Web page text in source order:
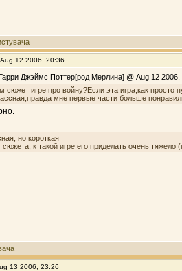
Aug 12 2006, 20:36
Джэймс Поттер[род Мерлина] @ Aug 12 2006,
сюжет игре про войну?Если эта игра,как просто
мне первые части больше
но короткая
сюжета, к такой игре его приделать очень
13 2006, 23:26